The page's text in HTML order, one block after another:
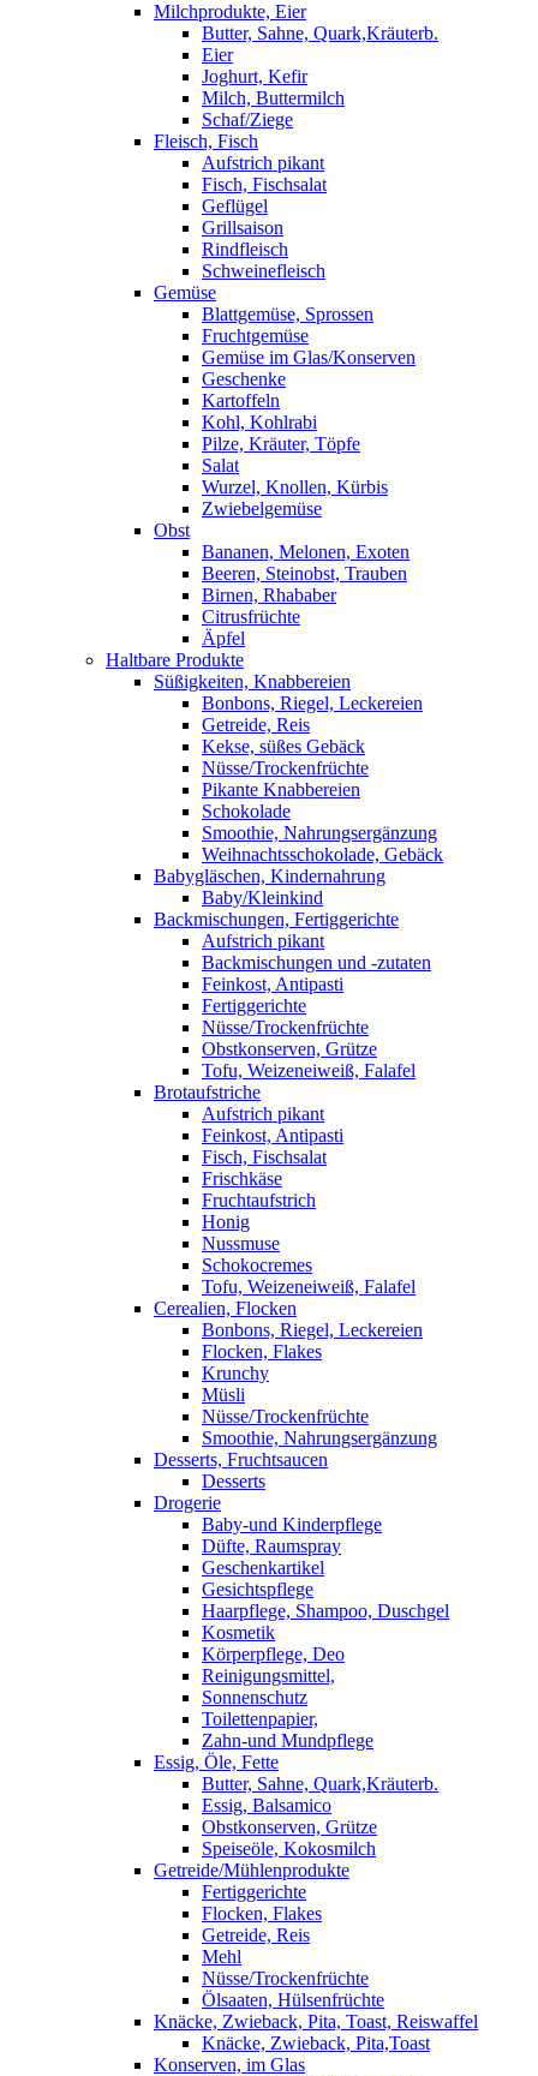
Milchprodukte, Eier
Butter, Sahne, Quark,Kräuterb.
Eier
Joghurt, Kefir
Milch, Buttermilch
Schaf/Ziege
Fleisch, Fisch
Aufstrich pikant
Fisch, Fischsalat
Geflügel
Grillsaison
Rindfleisch
Schweinefleisch
Gemüse
Blattgemüse, Sprossen
Fruchtgemüse
Gemüse im Glas/Konserven
Geschenke
Kartoffeln
Kohl, Kohlrabi
Pilze, Kräuter, Töpfe
Salat
Wurzel, Knollen, Kürbis
Zwiebelgemüse
Obst
Bananen, Melonen, Exoten
Beeren, Steinobst, Trauben
Birnen, Rhababer
Citrusfrüchte
Äpfel
Haltbare Produkte
Süßigkeiten, Knabbereien
Bonbons, Riegel, Leckereien
Getreide, Reis
Kekse, süßes Gebäck
Nüsse/Trockenfrüchte
Pikante Knabbereien
Schokolade
Smoothie, Nahrungsergänzung
Weihnachtsschokolade, Gebäck
Babygläschen, Kindernahrung
Baby/Kleinkind
Backmischungen, Fertiggerichte
Aufstrich pikant
Backmischungen und -zutaten
Feinkost, Antipasti
Fertiggerichte
Nüsse/Trockenfrüchte
Obstkonserven, Grütze
Tofu, Weizeneiweiß, Falafel
Brotaufstriche
Aufstrich pikant
Feinkost, Antipasti
Fisch, Fischsalat
Frischkäse
Fruchtaufstrich
Honig
Nussmuse
Schokocremes
Tofu, Weizeneiweiß, Falafel
Cerealien, Flocken
Bonbons, Riegel, Leckereien
Flocken, Flakes
Krunchy
Müsli
Nüsse/Trockenfrüchte
Smoothie, Nahrungsergänzung
Desserts, Fruchtsaucen
Desserts
Drogerie
Baby-und Kinderpflege
Düfte, Raumspray
Geschenkartikel
Gesichtspflege
Haarpflege, Shampoo, Duschgel
Kosmetik
Körperpflege, Deo
Reinigungsmittel,
Sonnenschutz
Toilettenpapier,
Zahn-und Mundpflege
Essig, Öle, Fette
Butter, Sahne, Quark,Kräuterb.
Essig, Balsamico
Obstkonserven, Grütze
Speiseöle, Kokosmilch
Getreide/Mühlenprodukte
Fertiggerichte
Flocken, Flakes
Getreide, Reis
Mehl
Nüsse/Trockenfrüchte
Ölsaaten, Hülsenfrüchte
Knäcke, Zwieback, Pita, Toast, Reiswaffel
Knäcke, Zwieback, Pita,Toast
Konserven, im Glas